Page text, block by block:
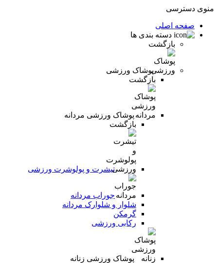
منوی دسترسی
صفحه اصلی
دسته بندی ها
بازگشت
پوشاک ورزشی
بازگشت
پوشاک ورزشی مردانه
بازگشت
تیشرت و پولوشرت ورزشی
جوراب مردانه
شلوار و شلوارک مردانه
گرمکن
رکابی ورزشی
پوشاک ورزشی زنانه